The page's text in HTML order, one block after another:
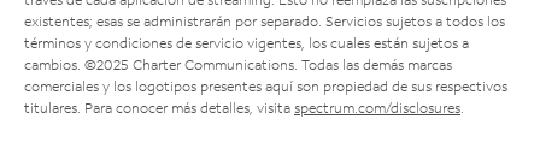
existentes; esas se administrarán por separado. Servicios sujetos a todos los
términos y condiciones de servicio vigentes, los cuales están sujetos a
cambios. ©2025 Charter Communications. Todas las demás marcas
comerciales y los logotipos presentes aquí son propiedad de sus respectivos
titulares. Para conocer más detalles, visita spectrum.com/disclosures